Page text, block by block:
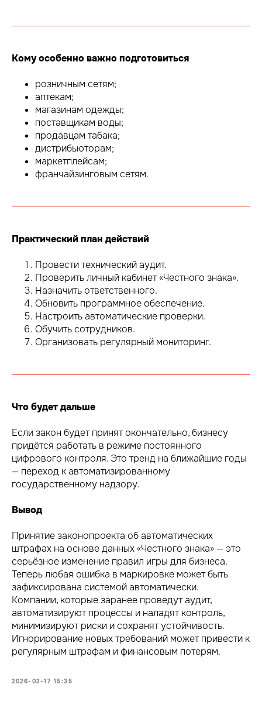
Кому особенно важно подготовиться
розничным сетям;
аптекам;
магазинам одежды;
поставщикам воды;
продавцам табака;
дистрибьюторам;
маркетплейсам;
франчайзинговым сетям.
Практический план действий
Провести технический аудит.
Проверить личный кабинет «Честного знака».
Назначить ответственного.
Обновить программное обеспечение.
Настроить автоматические проверки.
Обучить сотрудников.
Организовать регулярный мониторинг.
Что будет дальше
Если закон будет принят окончательно, бизнесу
придётся работать в режиме постоянного
цифрового контроля. Это тренд на ближайшие годы
— переход к автоматизированному
государственному надзору.
Вывод
Принятие законопроекта об автоматических
штрафах на основе данных «Честного знака» — это
серьёзное изменение правил игры для бизнеса.
Теперь любая ошибка в маркировке может быть
зафиксирована системой автоматически.
Компании, которые заранее проведут аудит,
автоматизируют процессы и наладят контроль,
минимизируют риски и сохранят устойчивость.
Игнорирование новых требований может привести к
регулярным штрафам и финансовым потерям.
2026-02-17 15:35